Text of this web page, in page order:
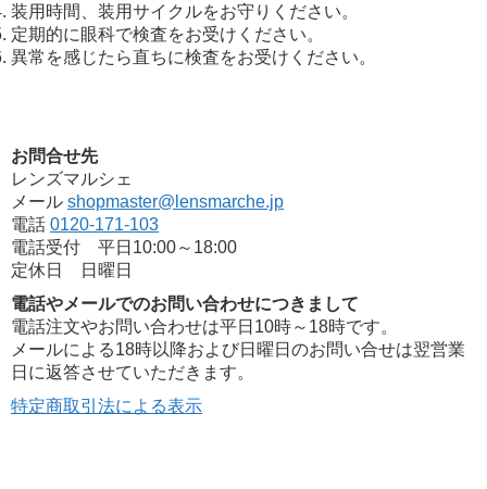
装用時間、装用サイクルをお守りください。
定期的に眼科で検査をお受けください。
異常を感じたら直ちに検査をお受けください。
お問合せ先
レンズマルシェ
メール shopmaster@lensmarche.jp
電話 0120-171-103
電話受付 平日10:00～18:00
定休日 日曜日
電話やメールでのお問い合わせにつきまして
電話注文やお問い合わせは平日10時～18時です。
メールによる18時以降および日曜日のお問い合せは翌営業
日に返答させていただきます。
特定商取引法による表示